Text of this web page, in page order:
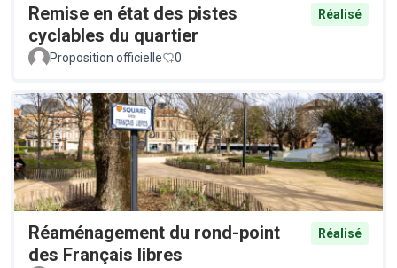
Remise en état des pistes
cyclables du quartier
Réalisé
Proposition officielle 0
Réaménagement du rond-point
des Français libres
Réalisé